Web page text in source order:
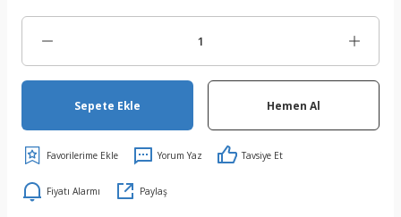
Sepete Ekle Hemen Al
Yorum Yaz Tavsiye Et
Fiyatı Alarmı Paylaş